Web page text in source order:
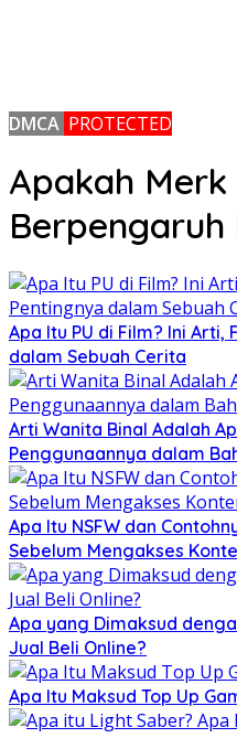
DMCA PROTECTED
Apakah Merk
Apa Itu PU di Film? Ini Arti,
dalam Sebuah Cerita
Arti Wanita Binal Adalah
Penggunaannya dalam
Apa Itu NSFW dan
Sebelum Mengakses
Apa yang Dimaksud
Jual Beli Online?
Apa Itu Maksud Top Up